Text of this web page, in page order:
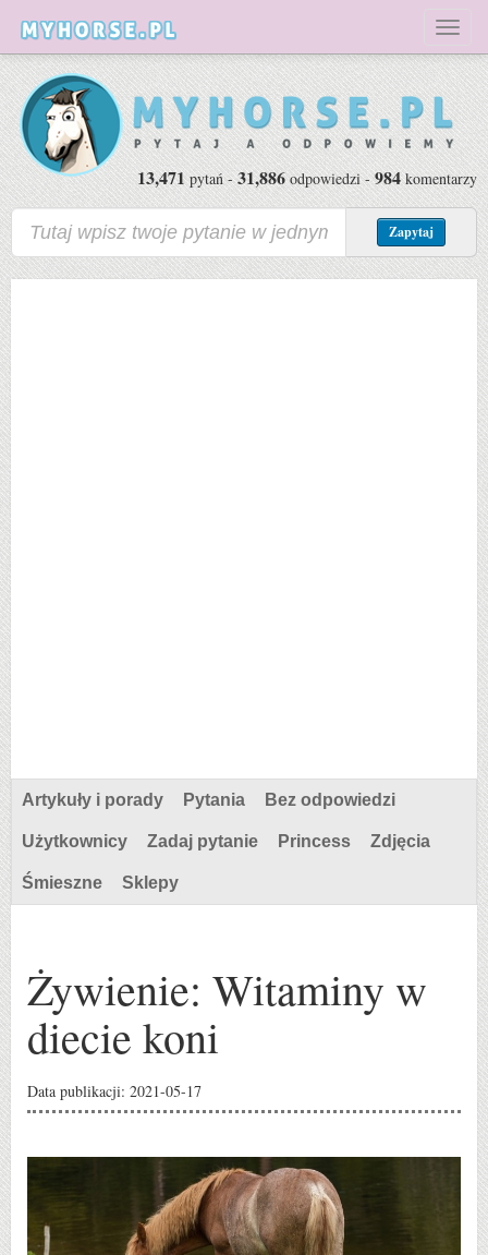
Toggle
13,471pytań -31,886odpowiedzi -984komentarzy
Zapytaj
Artykuły i porady Pytania Bez odpowiedzi
Użytkownicy Zadaj pytanie Princess Zdjęcia
Śmieszne Sklepy
Żywienie: Witaminy w
diecie koni
Data publikacji: 2021-05-17